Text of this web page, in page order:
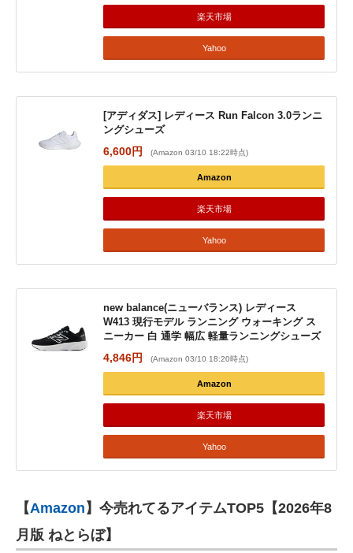
楽天市場
Yahoo
[アディダス] レディース Run Falcon 3.0ランニ
ングシューズ
6,600円 (Amazon 03/10 18:22時点)
Amazon
楽天市場
Yahoo
new balance(ニューバランス) レディース
W413 現行モデル ランニング ウォーキング ス
ニーカー 白 通学 幅広 軽量ランニングシューズ
4,846円 (Amazon 03/10 18:20時点)
Amazon
楽天市場
Yahoo
【Amazon 】今売れてるアイテムTOP5【2026年8
月版 ねとらぼ】